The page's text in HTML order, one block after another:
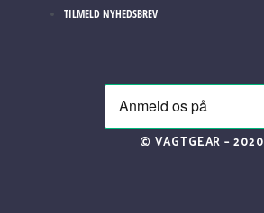
TILMELD NYHEDSBREV
© VAGTGEAR – 2020